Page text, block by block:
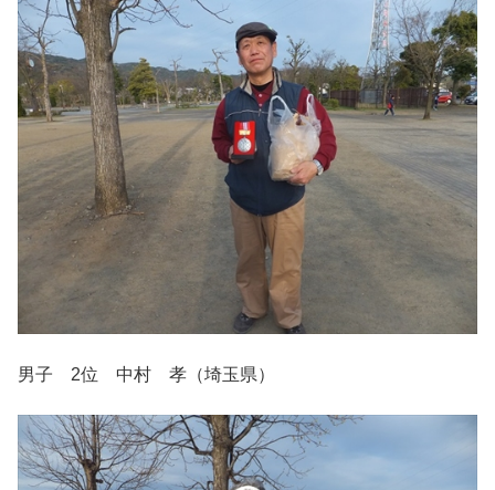
男子 2位 中村 孝（埼玉県）